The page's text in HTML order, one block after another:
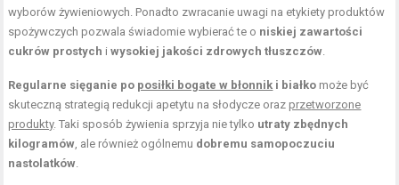
wyborów żywieniowych. Ponadto zwracanie uwagi na etykiety produktów
spożywczych pozwala świadomie wybierać te o niskiej zawartości
cukrów prostych iwysokiej jakości zdrowych tłuszczów
Regularne sięganie po posiłki bogate w błonnik i białko może być
skuteczną strategią redukcji apetytu na słodycze oraz przetworzone
produkty. Taki sposób żywienia sprzyja nie tylko utraty zbędnych
kilogramów , ale również ogólnemu dobremu samopoczuciu
nastolatków